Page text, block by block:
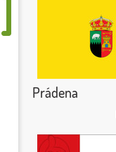
Prádena